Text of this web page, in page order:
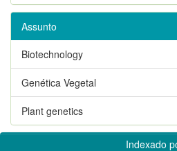
Assunto
Biotechnology
Genética Vegetal
Plant genetics
Indexado